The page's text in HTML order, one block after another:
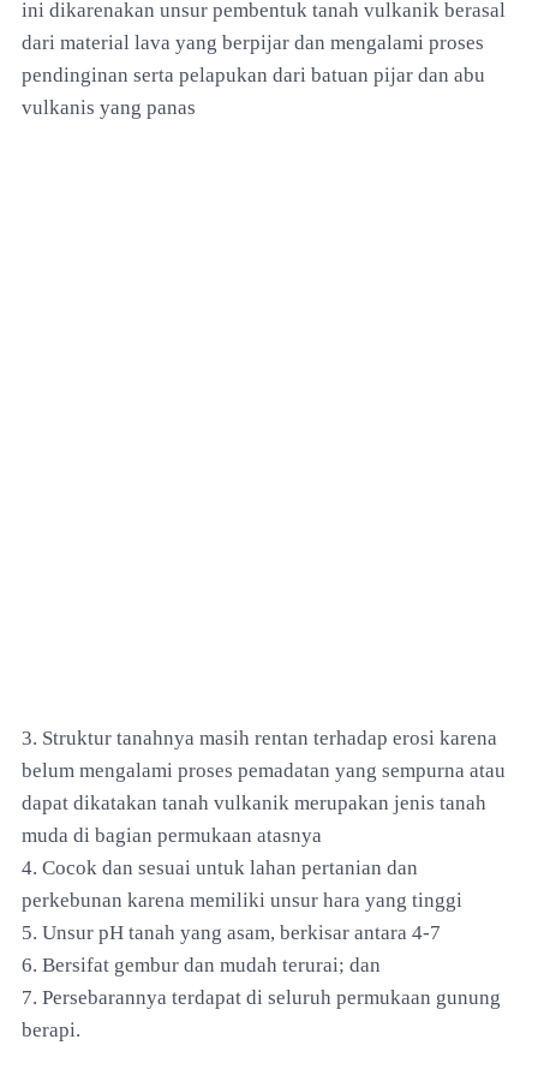
ini dikarenakan unsur pembentuk tanah vulkanik berasal
dari material lava yang berpijar dan mengalami proses
pendinginan serta pelapukan dari batuan pijar dan abu
vulkanis yang panas
3. Struktur tanahnya masih rentan terhadap erosi karena
belum mengalami proses pemadatan yang sempurna atau
dapat dikatakan tanah vulkanik merupakan jenis tanah
muda di bagian permukaan atasnya
4. Cocok dan sesuai untuk lahan pertanian dan
perkebunan karena memiliki unsur hara yang tinggi
5. Unsur pH tanah yang asam, berkisar antara 4-7
6. Bersifat gembur dan mudah terurai; dan
7. Persebarannya terdapat di seluruh permukaan gunung
berapi.